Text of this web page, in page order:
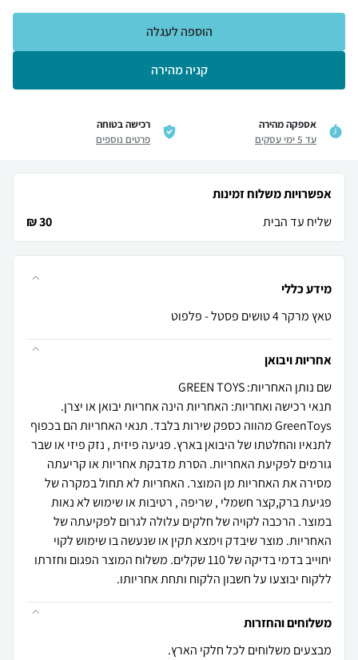
קניה מהירה
הוספה לעגלה
אספקה מהירה
עד 5 ימי עסקים
רכישה בטוחה
פרטים נוספים
אפשרויות משלוח זמינות
שליח עד הבית
30 ₪
מידע כללי
טאץ מרקר 4 טושים פסטל - פלפוט
אחריות ויבואן
שם נותן האחריות: GREEN TOYS
תנאי רכישה ואחריות: האחריות הינה אחריות יבואן או יצרן.
GreenToys מהווה כספק שירות בלבד. תנאי האחריות הם בכפוף
לתנאיו והחלטתו של היבואן בארץ. פגיעה פיזית , נזק פיזי או שבר
גורמים לפקיעת האחריות. הסרת מדבקת אחריות או קריעתה
מסירה את האחריות מן המוצר. האחריות לא תחול במקרה של
פגיעת ברק,קצר חשמלי , שריפה , רטיבות או שימוש לא נאות
במוצר. הרכבה לקויה של חלקים עלולה לגרום לפקיעתה של
האחריות. מוצר שיבדק וימצא תקין או שנעשה בו שימוש לקוי
יחוייב בדמי בדיקה של 110 שקלים. משלוח המוצר הפגום וחזרתו
ללקוח יבוצעו על חשבון הלקוח ותחת אחריותו.
משלוחים והחזרות
מבצעים משלוחים לכל חלקי הארץ.